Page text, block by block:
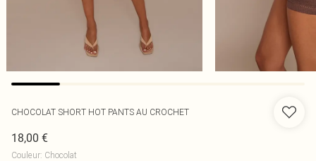
CHOCOLAT SHORT HOT PANTS AU CROCHET
18,00 €
Couleur: Chocolat